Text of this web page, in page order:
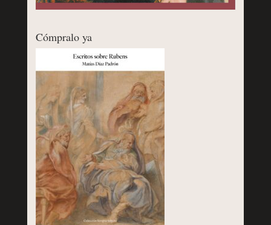
Cómpralo ya